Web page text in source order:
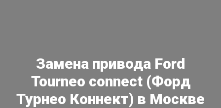
Замена привода Ford
Tourneo connect (Форд
Турнео Коннект) в Москве